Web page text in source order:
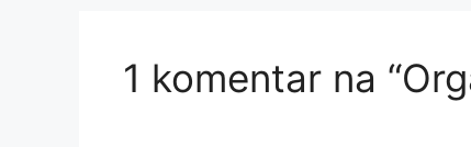
1 komentar na